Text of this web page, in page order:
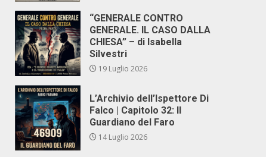
“GENERALE CONTRO
GENERALE. IL CASO DALLA
CHIESA” – di Isabella
Silvestri
19 Luglio 2026
L’Archivio dell’Ispettore Di
Falco | Capitolo 32: Il
Guardiano del Faro
14 Luglio 2026